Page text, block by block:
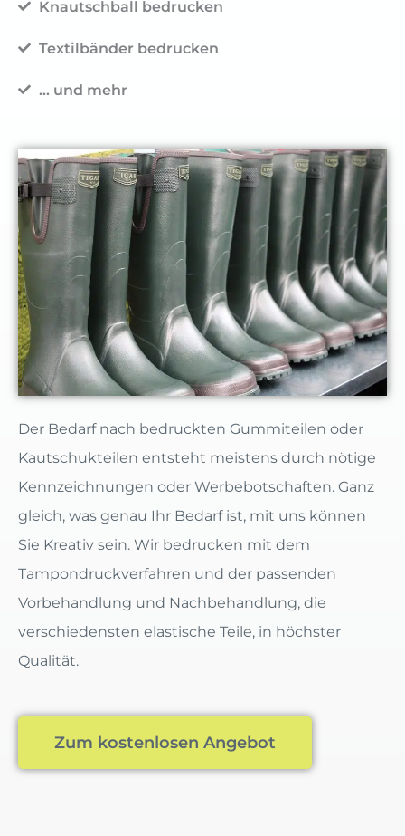
Knautschball bedrucken
Textilbänder bedrucken
... und mehr
Der Bedarf nach bedruckten Gummiteilen oder
Kautschukteilen entsteht meistens durch nötige
Kennzeichnungen oder Werbebotschaften. Ganz
gleich, was genau Ihr Bedarf ist, mit uns können
Sie Kreativ sein. Wir bedrucken mit dem
Tampondruckverfahren und der passenden
Vorbehandlung und Nachbehandlung, die
verschiedensten elastische Teile, in höchster
Qualität.
Zum kostenlosen Angebot